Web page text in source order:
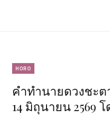
HORO
คำทำนายดวงชะต
14 มิถุนายน 2569